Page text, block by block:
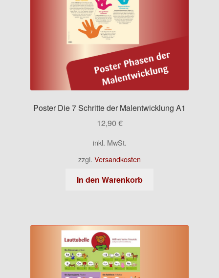
Poster Die 7 Schritte der Malentwicklung A1
12,90 €
inkl. MwSt.
zzgl. Versandkosten
In den Warenkorb